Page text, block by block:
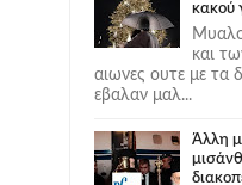
κακού
Μυαλο
και
αιωνες ουτε με τα
εβαλαν μαλ...
Άλλη